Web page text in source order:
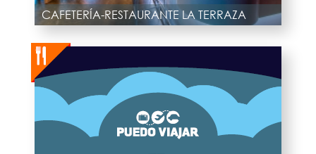
CAFETERÍA-RESTAURANTE LA TERRAZA